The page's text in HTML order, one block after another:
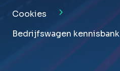
Cookies
Bedrijfswagen kennisbank